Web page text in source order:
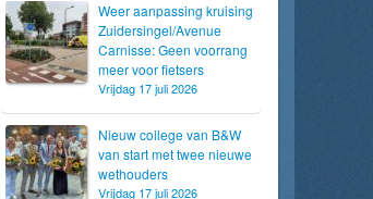
Weer aanpassing kruising
Zuidersingel/Avenue
Carnisse: Geen voorrang
meer voor fietsers
Vrijdag 17 juli 2026
Nieuw college van B&W
van start met twee nieuwe
wethouders
Vrijdag 17 juli 2026